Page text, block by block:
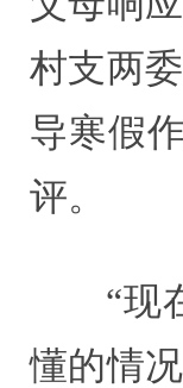
村支两
导寒假
评。
“现
懂的情